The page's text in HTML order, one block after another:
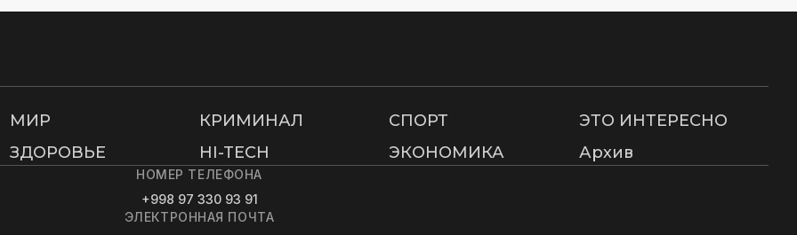
МИР КРИМИНАЛ СПОРТ
ЭТО ИНТЕРЕСНО
ЗДОРОВЬЕ
HI-TECH ЭКОНОМИКА Архив
НОМЕР ТЕЛЕФОНА
+998 97 330 93 91
ЭЛЕКТРОННАЯ ПОЧТА